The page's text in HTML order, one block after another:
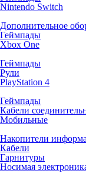
Nintendo Switch
Дополнительное
Геймпады
Xbox One
Геймпады
Рули
PlayStation 4
Геймпады
Кабели
Мобильные
Накопители
Кабели
Гарнитуры
Носимая